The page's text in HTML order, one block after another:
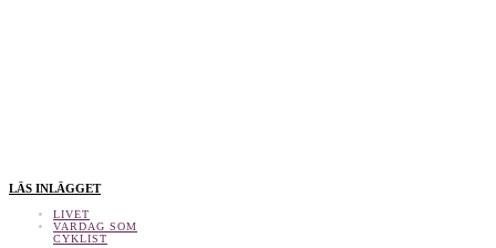
LÄS INLÄGGET
LIVET
VARDAG SOM
CYKLIST